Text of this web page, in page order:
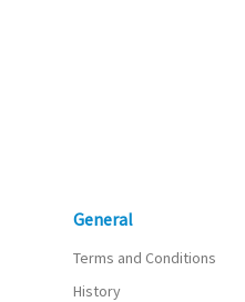
General
Terms and Conditions
History